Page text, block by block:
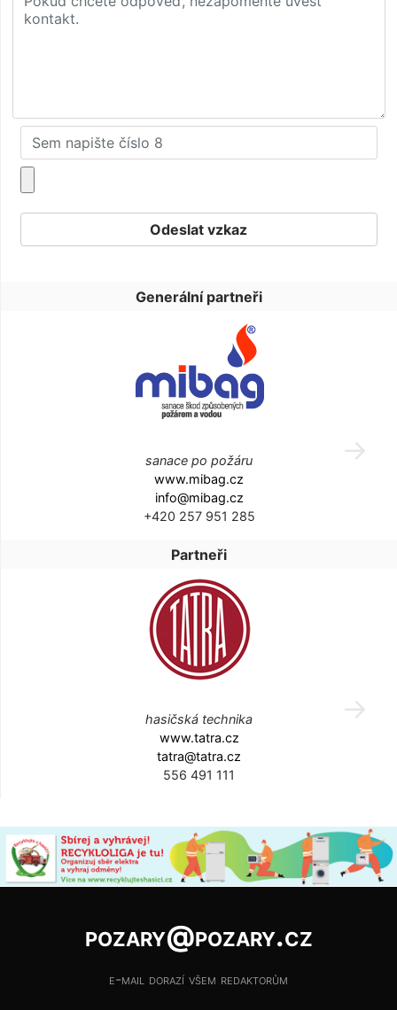
Generální partneři
sanace po požáru
www.mibag.cz
info@mibag.cz
+420 257 951 285
Partneři
hasičská technika
www.tatra.cz
tatra@tatra.cz
556 491 111
pozary@pozary.cz
e-mail dorazí všem redaktorům